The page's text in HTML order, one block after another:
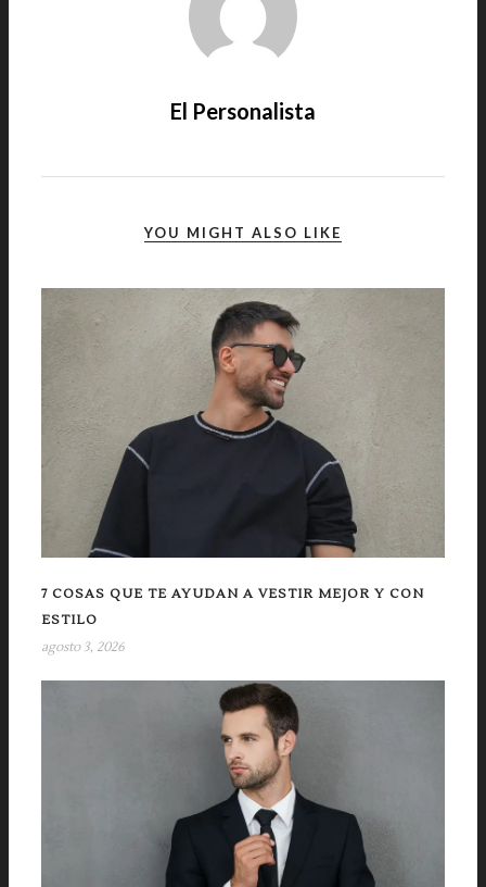
El Personalista
YOU MIGHT ALSO LIKE
7 COSAS QUE TE AYUDAN A VESTIR MEJOR Y CON
ESTILO
agosto 3, 2026